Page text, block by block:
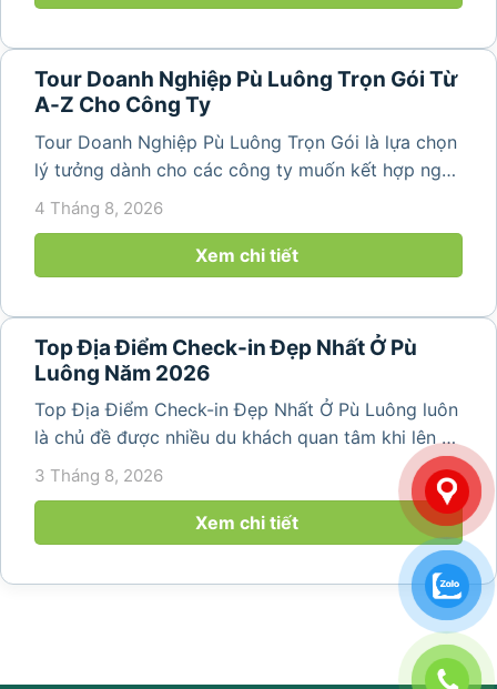
Tour Doanh Nghiệp Pù Luông Trọn Gói Từ
A-Z Cho Công Ty
Tour Doanh Nghiệp Pù Luông Trọn Gói là lựa chọn
lý tưởng dành cho các công ty muốn kết hợp nghỉ
dưỡng, gắn kết đội ngũ và tái tạo năng lượng sau
những ngày làm việc căng thẳng. Với cảnh quan
thiên nhiên trong lành,...
4 Tháng 8, 2026
Xem chi tiết
Top Địa Điểm Check-in Đẹp Nhất Ở Pù
Luông Năm 2026
Top Địa Điểm Check-in Đẹp Nhất Ở Pù Luông luôn
là chủ đề được nhiều du khách quan tâm khi lên kế
hoạch khám phá vùng đất thiên nhiên nổi tiếng
của Thanh Hóa. Với ruộng bậc thang trải dài, bản
làng yên bình, thác...
3 Tháng 8, 2026
Xem chi tiết